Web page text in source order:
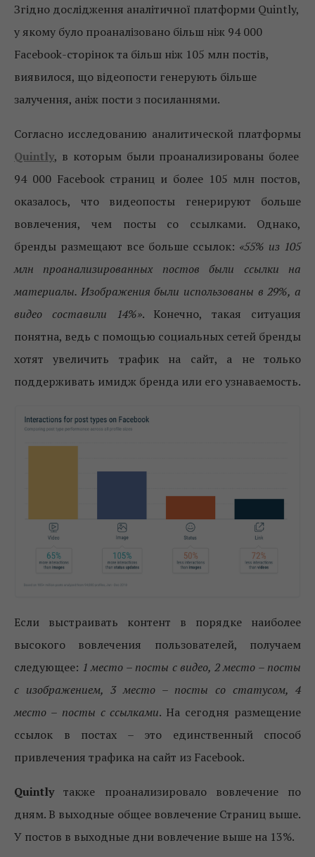
Згідно дослідження аналітичної платформи Quintly,
у якому було проаналізовано більш ніж 94 000
Facebook-сторінок та більш ніж 105 млн постів,
виявилося, що відеопости генерують більше
залучення, аніж пости з посиланнями.
Согласно исследованию аналитической платформы
Quintly, в которым были проанализированы более
94 000 Facebook страниц и более 105 млн постов,
оказалось, что видеопосты генерируют больше
вовлечения, чем посты со ссылками. Однако,
бренды размещают все больше ссылок: «55% из 105
млн проанализированных постов были ссылки на
материалы. Изображения были использованы в 29%, а
видео составили 14%». Конечно, такая ситуация
понятна, ведь с помощью социальных сетей бренды
хотят увеличить трафик на сайт, а не только
поддерживать имидж бренда или его узнаваемость.
Если выстраивать контент в порядке наиболее
высокого вовлечения пользователей, получаем
следующее: 1 место – посты с видео, 2 место – посты
с изображением, 3 место – посты со статусом, 4
место – посты с ссылками. На сегодня размещение
ссылок в постах – это единственный способ
привлечения трафика на сайт из Facebook.
Quintlyтакже проанализировало вовлечение по
дням. В выходные общее вовлечение Страниц выше.
У постов в выходные дни вовлечение выше на 13%.